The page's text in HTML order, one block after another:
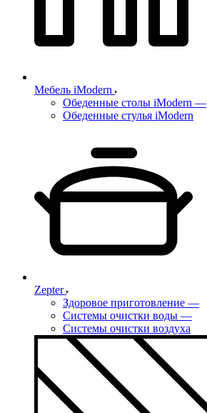
Мебель iModern
Обеденные столы iModern —
Обеденные стулья iModern
Zepter
Здоровое приготовление —
Системы очистки воды —
Системы очистки воздуха